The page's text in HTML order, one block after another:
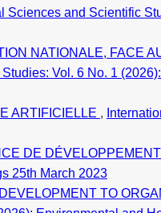
Sciences and Scientific
NATIONALE, FACE
Vol. 6 No. 1
ARTIFICIELLE ,
DE
25th March 2023
TO